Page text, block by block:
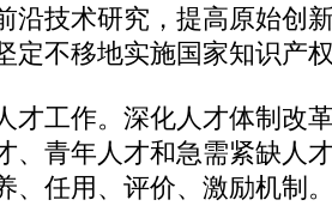
沿技术研究，提高原始创
定不移地实施国家知识产
工作。深化人才体制改
、青年人才和急需紧缺人
、任用、评价、激励机制